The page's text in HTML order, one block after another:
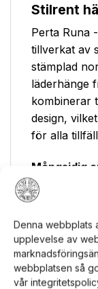
Denna webbplats
upplevelse av
webbplatsen så
vår
Stilrent
Perta Runa
tillverkat av
stämplad
läderhänge
kombinerar
design,
för alla
Mångsidig
Hänget är
var som
enkla men
matcha
fler